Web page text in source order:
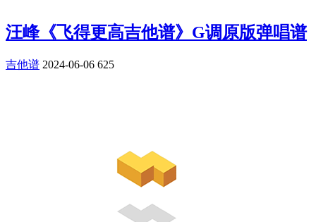
汪峰《飞得更高吉他谱》G调原版弹唱谱
吉他谱 2024-06-06 625